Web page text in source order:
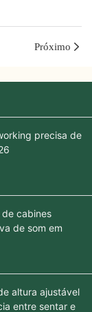
Próximo
precisa de
cabines
de som em
altura ajustável
entre sentar e